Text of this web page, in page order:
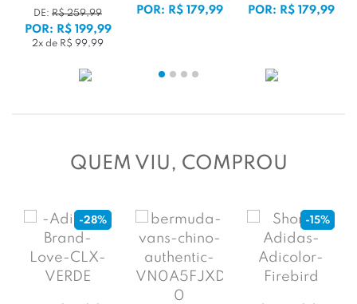
DE: R$ 259,99
POR: R$ 199,99
2x de R$ 99,99
POR: R$ 179,99 POR: R$ 179,99
QUEM VIU, COMPROU
-28% -15%